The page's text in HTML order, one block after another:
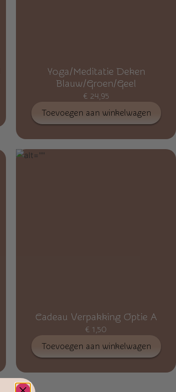
Yoga/Meditatie Deken
Blauw/Groen/Geel
€ 24,95
Toevoegen aan winkelwagen
Cadeau Verpakking Optie A
€ 1,50
Toevoegen aan winkelwagen